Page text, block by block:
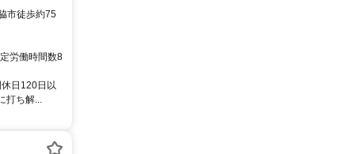
市徒歩約75
労働時間数8
日120日以
打ち解...